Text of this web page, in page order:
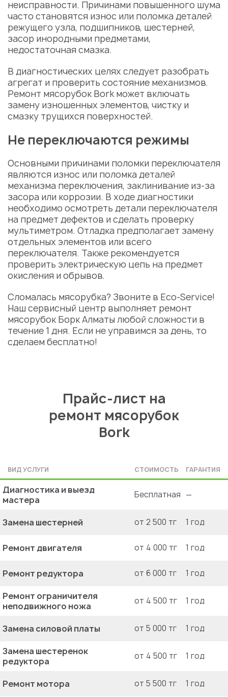
неисправности. Причинами повышенного шума
часто становятся износ или поломка деталей
режущего узла, подшипников, шестерней,
засор инородными предметами,
недостаточная смазка.
В диагностических целях следует разобрать
агрегат и проверить состояние механизмов.
Ремонт мясорубок Bork может включать
замену изношенных элементов, чистку и
смазку трущихся поверхностей.
Не переключаются режимы
Основными причинами поломки переключателя
являются износ или поломка деталей
механизма переключения, заклинивание из-за
засора или коррозии. В ходе диагностики
необходимо осмотреть детали переключателя
на предмет дефектов и сделать проверку
мультиметром. Отладка предполагает замену
отдельных элементов или всего
переключателя. Также рекомендуется
проверить электрическую цепь на предмет
окисления и обрывов.
Сломалась мясорубка? Звоните в Eco-Service!
Наш сервисный центр выполняет ремонт
мясорубок Борк Алматы любой сложности в
течение 1 дня. Если не управимся за день, то
сделаем бесплатно!
Прайс-лист на
ремонт мясорубок
Bork
ВИД УСЛУГИ СТОИМОСТЬ ГАРАНТИЯ
Диагностика и выезд
мастера
Бесплатная —
Замена шестерней от 2 500 тг 1 год
Ремонт двигателя от 4 000 тг 1 год
Ремонт редуктора от 6 000 тг 1 год
Ремонт ограничителя
неподвижного ножа
от 4 500 тг 1 год
Замена силовой платы от 5 000 тг 1 год
Замена шестеренок
редуктора
от 4 500 тг 1 год
Ремонт мотора от 5 500 тг 1 год